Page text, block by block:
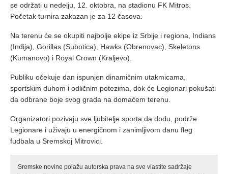
se održati u nedelju, 12. oktobra, na stadionu FK Mitros.
Početak turnira zakazan je za 12 časova.
Na terenu će se okupiti najbolje ekipe iz Srbije i regiona, Indians
(Inđija), Gorillas (Subotica), Hawks (Obrenovac), Skeletons
(Kumanovo) i Royal Crown (Kraljevo).
Publiku očekuje dan ispunjen dinamičnim utakmicama,
sportskim duhom i odličnim potezima, dok će Legionari pokušati
da odbrane boje svog grada na domaćem terenu.
Organizatori pozivaju sve ljubitelje sporta da dođu, podrže
Legionare i uživaju u energičnom i zanimljivom danu fleg
fudbala u Sremskoj Mitrovici.
Sremske novine polažu autorska prava na sve vlastite sadržaje